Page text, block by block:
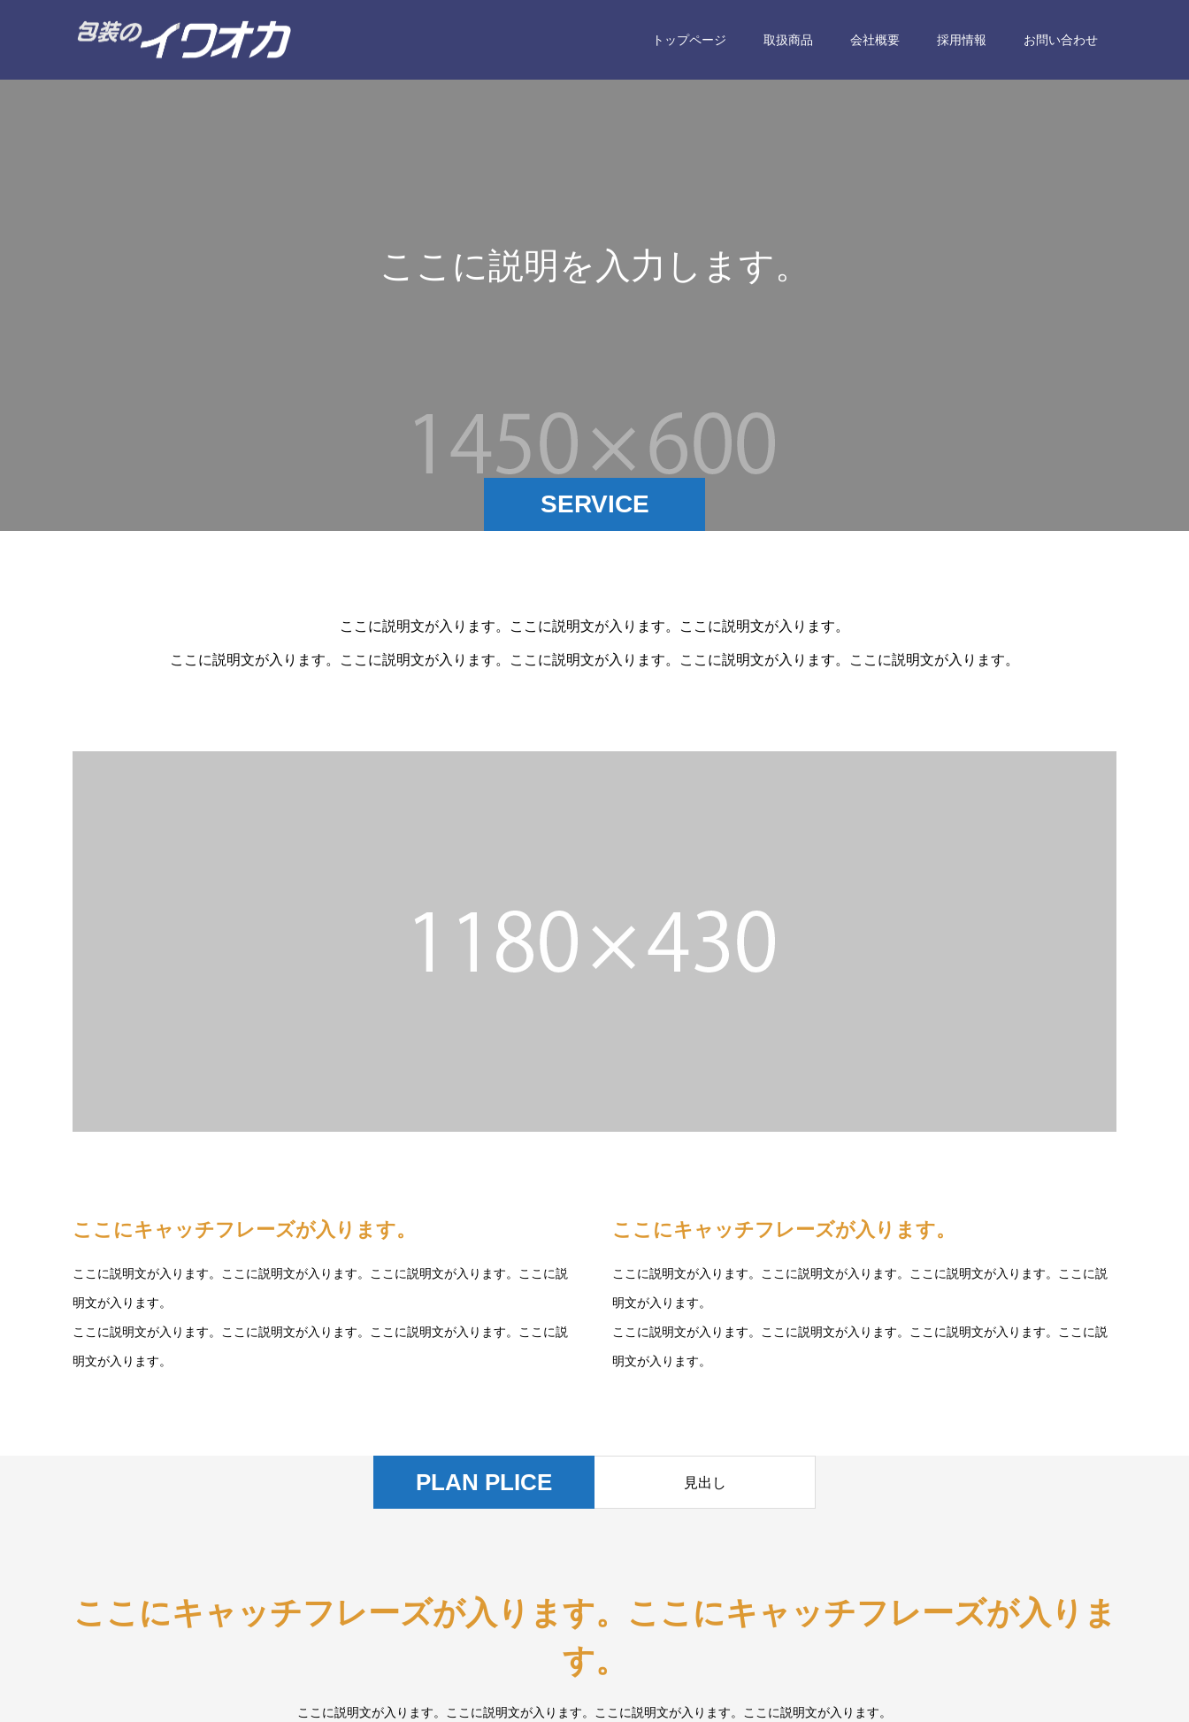
トップページ 取扱商品 会社概要 採用情報 お問い合わせ
SERVICE
説明 を 入 力 し ま す
ここ に
ここに説明文が入ります。ここに説明文が入ります。ここに説明文が入ります。
ここに説明文が入ります。ここに説明文が入ります。ここに説明文が入ります。ここに説明文が入ります。ここに説明文が入ります。
ここにキャッチフレーズが入ります。
ここに説明文が入ります。ここに説明文が入ります。ここに説明文が入ります。ここに説
明文が入ります。
ここに説明文が入ります。ここに説明文が入ります。ここに説明文が入ります。ここに説
明文が入ります。
ここにキャッチフレーズが入ります。
ここに説明文が入ります。ここに説明文が入ります。ここに説明文が入ります。ここに説
明文が入ります。
ここに説明文が入ります。ここに説明文が入ります。ここに説明文が入ります。ここに説
明文が入ります。
PLAN PLICE 見出し
ここにキャッチフレーズが入ります。ここにキャッチフレーズが入りま
す。
ここに説明文が入ります。ここに説明文が入ります。ここに説明文が入ります。ここに説明文が入ります。